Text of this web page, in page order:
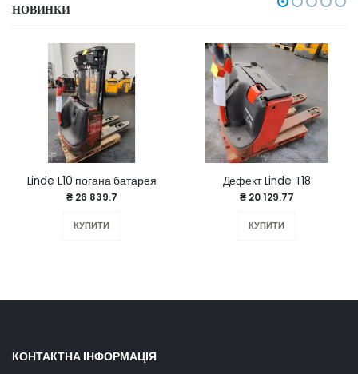
НОВИНКИ
Linde L10 погана батарея
₴ 26 839.7
КУПИТИ
Дефект Linde T18
₴ 20 129.77
КУПИТИ
КОНТАКТНА ІНФОРМАЦІЯ